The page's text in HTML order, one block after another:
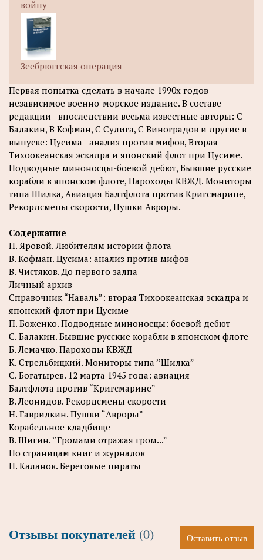
войну
Зеебрюггская операция
Первая попытка сделать в начале 1990х годов
независимое военно-морское издание. В составе
редакции - впоследствии весьма известные авторы: С
Балакин, В Кофман, С Сулига, С Виноградов и другие в
выпуске: Цусима - анализ против мифов, Вторая
Тихоокеанская эскадра и японский флот при Цусиме.
Подводные миноносцы-боевой дебют, Бывшие русские
корабли в японском флоте, Пароходы КВЖД. Мониторы
типа Шилка, Авиация Балтфлота против Кригсмарине,
Рекордсмены скорости, Пушки Авроры.
Содержание
П. Яровой. Любителям истории флота
В. Кофман. Цусима: анализ против мифов
B. Чистяков. До первого залпа
Личный архив
Справочник “Наваль”: вторая Тихоокеанская эскадра и
японский флот при Цусиме
П. Боженко. Подводные миноносцы: боевой дебют
C. Балакин. Бывшие русские корабли в японском флоте
Б. Лемачко. Пароходы КВЖД
К. Стрельбицкий. Мониторы типа ’’Шилка”
С. Богатырев. 12 марта 1945 года: авиация
Балтфлота против “Кригсмарине”
В. Леонидов. Рекордсмены скорости
Н. Гаврилкин. Пушки “Авроры”
Корабельное кладбище
В. Шигин. ’’Громами отражая гром...”
По страницам книг и журналов
Н. Каланов. Береговые пираты
Отзывы покупателей (0) Оставить отзыв